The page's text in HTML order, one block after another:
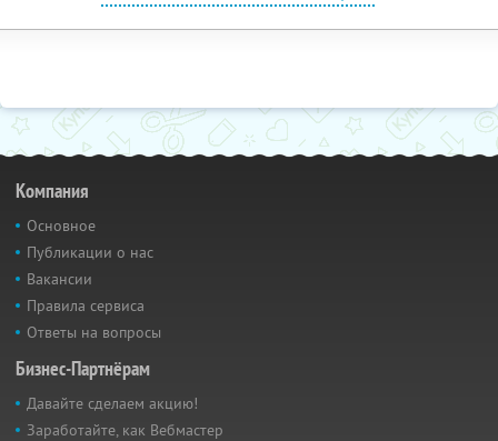
Компания
Основное
Публикации о нас
Вакансии
Правила сервиса
Ответы на вопросы
Бизнес-Партнёрам
Давайте сделаем акцию!
Заработайте, как Вебмастер